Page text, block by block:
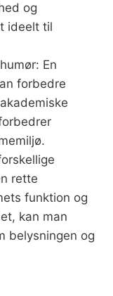
og
ideelt til
En
forbedre
rette
funktion og
kan man
belysningen og